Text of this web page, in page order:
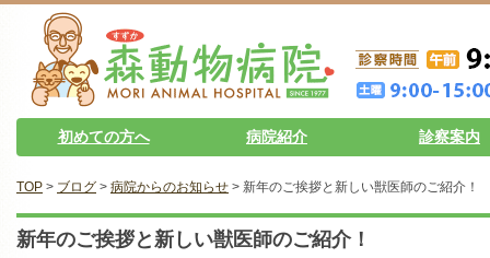
初めての方へ 病院紹介 診察案内
TOP > ブログ > 病院からのお知らせ > 新年のご挨拶と新しい獣医師のご紹介！
新年のご挨拶と新しい獣医師のご紹介！